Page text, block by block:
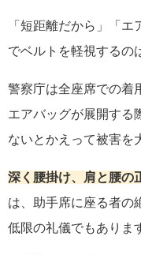
「短距離だから」「
でベルトを軽視するの
警察庁は全座席での着
エアバッグが展開する
ないとかえって被害を
深く腰掛け、肩と腰の
は、助手席に座る者の
低限の礼儀でもありま